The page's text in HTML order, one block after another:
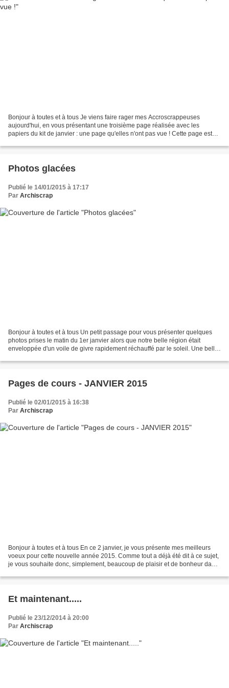
Bonjour à toutes et à tous Je viens faire rager mes Accroscrappeuses
aujourd'hui, en vous présentant une troisième page réalisée avec les
papiers du kit de janvier : une page qu'elles n'ont pas vue ! Cette page est
Photos glacées
Publié le 14/01/2015 à 17:17
Par Archiscrap
Bonjour à toutes et à tous Un petit passage pour vous présenter quelques
photos prises le matin du 1er janvier alors que notre belle région était
enveloppée d'un voile de givre rapidement réchauffé par le soleil. Une belle
Pages de cours - JANVIER 2015
Publié le 02/01/2015 à 16:38
Par Archiscrap
Bonjour à toutes et à tous En ce 2 janvier, je vous présente mes meilleurs
voeux pour cette nouvelle année 2015. Comme tout a déjà été dit à ce sujet,
je vous souhaite donc, simplement, beaucoup de plaisir et de bonheur dans
Et maintenant.....
Publié le 23/12/2014 à 20:00
Par Archiscrap